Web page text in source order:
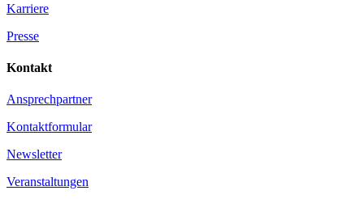
Karriere
Presse
Kontakt
Ansprechpartner
Kontaktformular
Newsletter
Veranstaltungen